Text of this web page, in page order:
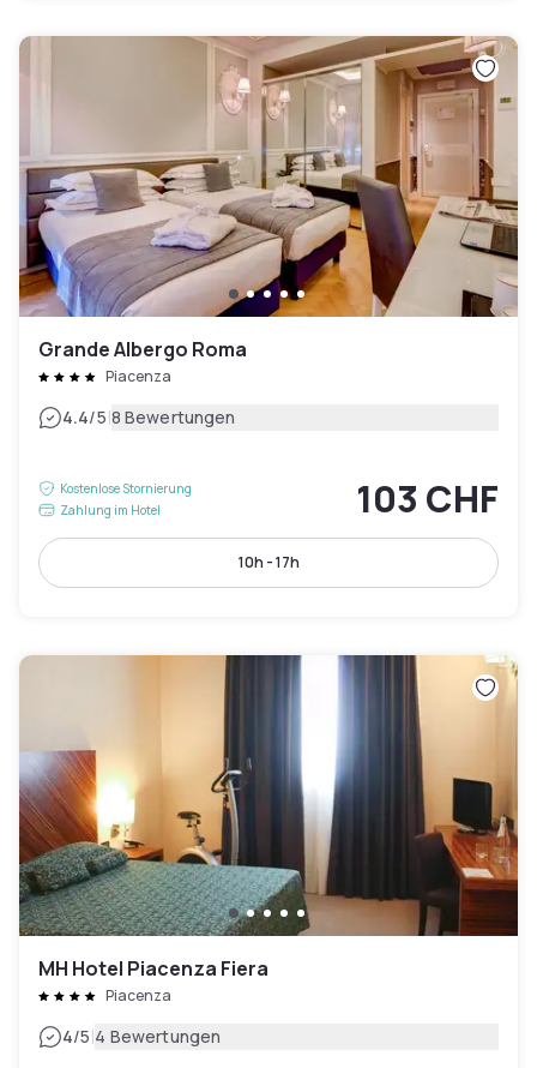
Grande Albergo Roma
Piacenza
4.4/5|8 Bewertungen
Kostenlose Stornierung
Zahlung im Hotel
103 CHF
10h - 17h
MH Hotel Piacenza Fiera
Piacenza
4/5|4 Bewertungen